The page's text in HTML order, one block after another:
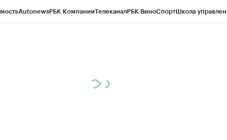
AutonewsРБК КомпанииТелеканалРБК ВиноСпортШкола